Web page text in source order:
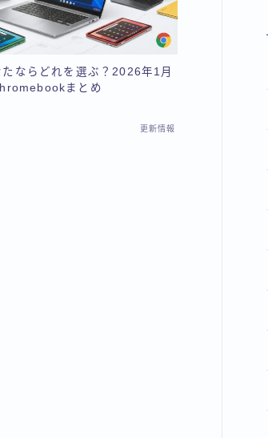
たならどれを選ぶ？2026年1月
まとめ
更新情報